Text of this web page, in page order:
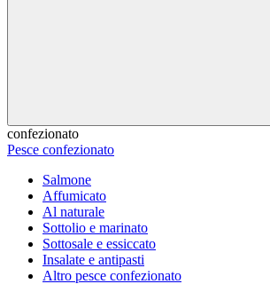
confezionato
Pesce confezionato
Salmone
Affumicato
Al naturale
Sottolio e marinato
Sottosale e essiccato
Insalate e antipasti
Altro pesce confezionato